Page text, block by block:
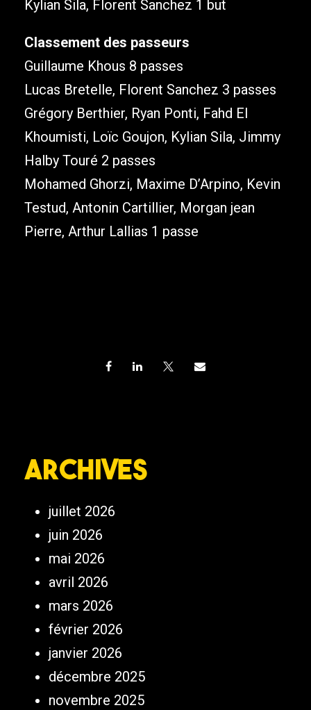
Kylian Sila, Florent Sanchez 1 but
Classement des passeurs
Guillaume Khous 8 passes
Lucas Bretelle, Florent Sanchez 3 passes
Grégory Berthier, Ryan Ponti, Fahd El
Khoumisti, Loïc Goujon, Kylian Sila, Jimmy
Halby Touré 2 passes
Mohamed Ghorzi, Maxime D’Arpino, Kevin
Testud, Antonin Cartillier, Morgan jean
Pierre, Arthur Lallias 1 passe
Archives
juillet 2026
juin 2026
mai 2026
avril 2026
mars 2026
février 2026
janvier 2026
décembre 2025
novembre 2025